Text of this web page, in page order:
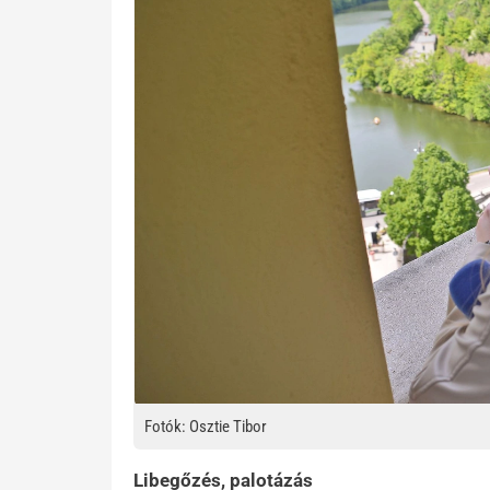
Fotók: Osztie Tibor
Libegőzés, palotázás